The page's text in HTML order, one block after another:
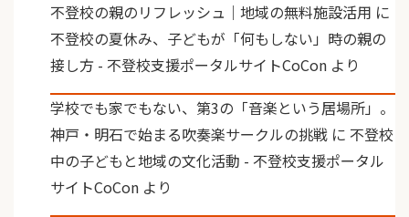
不登校の親のリフレッシュ｜地域の無料施設活用 に
不登校の夏休み、子どもが「何もしない」時の親の
接し方 - 不登校支援ポータルサイトCoCon より
学校でも家でもない、第3の「音楽という居場所」。
神戸・明石で始まる吹奏楽サークルの挑戦 に 不登校
中の子どもと地域の文化活動 - 不登校支援ポータル
サイトCoCon より